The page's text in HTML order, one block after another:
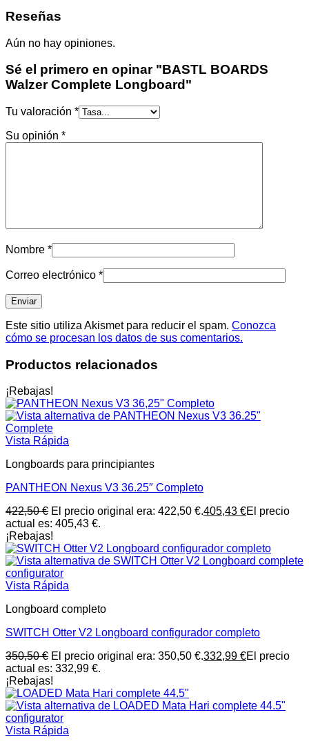
Reseñas
Aún no hay opiniones.
Sé el primero en opinar "BASTL BOARDS
Walzer Complete Longboard"
Tu valoración *
Su opinión *
Nombre *
Correo electrónico *
Este sitio utiliza Akismet para reducir el spam. Conozca
cómo se procesan los datos de sus comentarios.
Productos relacionados
¡Rebajas!
Vista Rápida
Longboards para principiantes
PANTHEON Nexus V3 36.25″ Completo
422,50€ El precio original era: 422,50 €.405,43 €El precio
actual es: 405,43 €.
¡Rebajas!
Vista Rápida
Longboard completo
SWITCH Otter V2 Longboard configurador completo
350,50€ El precio original era: 350,50 €.332,99 €El precio
actual es: 332,99 €.
¡Rebajas!
Vista Rápida